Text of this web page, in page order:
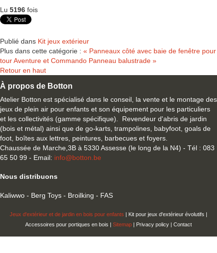
Lu 5196 fois
Publié dans Kit jeux extérieur
Plus dans cette catégorie : « Panneaux côté avec baie de fenêtre pour
tour Aventure et Commando Panneau balustrade »
Retour en haut
À propos de Botton
Atelier Botton est spécialisé dans le conseil, la vente et le montage des
jeux de plein air pour enfants et son équipement pour les particuliers
et les collectivités (gamme spécifique). Revendeur d'abris de jardin
(bois et métal) ainsi que de go-karts, trampolines, babyfoot, goals de
foot, boîtes aux lettres, peintures, barbecues et foyers.
Chaussée de Marche,3B à 5330 Assesse (le long de la N4) - Tél : 083
65 50 99 - Email: info@botton.be
Nous distribuons
Kaliwwo - Berg Toys - Broilking - FAS
Jeux d'extérieur et de jardin en bois pour enfants | Kit pour jeux d'extérieur évolutifs |
Accessoires pour portiques en bois | Sitemap | Privacy policy | Contact